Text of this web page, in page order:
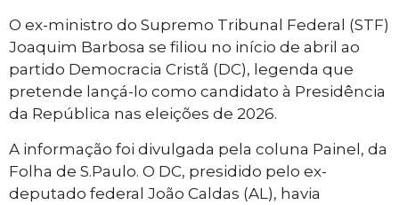
O ex-ministro do Supremo Tribunal Federal (STF)
Joaquim Barbosa se filiou no início de abril ao
partido Democracia Cristã (DC), legenda que
pretende lançá-lo como candidato à Presidência
da República nas eleições de 2026.
A informação foi divulgada pela coluna Painel, da
Folha de S.Paulo. O DC, presidido pelo ex-
deputado federal João Caldas (AL), havia